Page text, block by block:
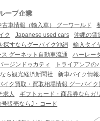
ープ企業
古車情報（輸入車） グーワールド
ク Japanese used cars
沖縄の賃
探すならグーバイク沖縄
輸入タイ
グーネット自動車流通
ハーレー
ージンドゥカティ
トライアンフの
ら観光経済新聞社
新車バイク情
イク買取・買取相場情報 グーバイク
求人 ギフトカード・商品券ならガ
販売ならJ・コード